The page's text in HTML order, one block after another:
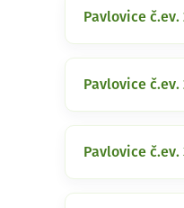
Pavlovice č.ev.
Pavlovice č.ev.
Pavlovice č.ev.